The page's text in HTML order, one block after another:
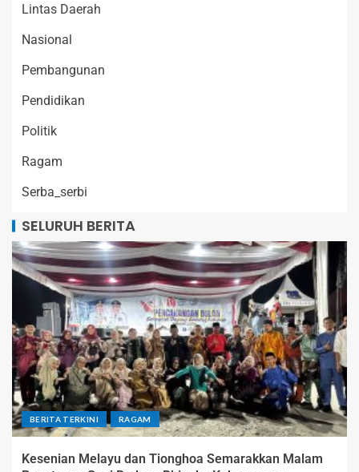
Lintas Daerah
Nasional
Pembangunan
Pendidikan
Politik
Ragam
Serba_serbi
SELURUH BERITA
BERITA TERKINI RAGAM
Kesenian Melayu dan Tionghoa Semarakkan Malam